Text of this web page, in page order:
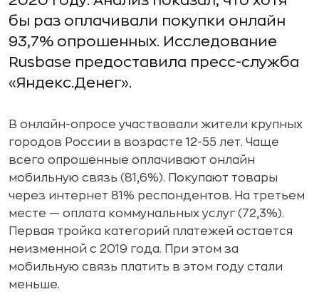
бы раз оплачивали покупки онлайн
93,7% опрошенных. Исследование
Rusbase предоставила пресс-служба
«Яндекс.Денег».
В онлайн-опросе участвовали жители крупных
городов России в возрасте 12-55 лет. Чаще
всего опрошенные оплачивают онлайн
мобильную связь (81,6%). Покупают товары
через интернет 81% респондентов. На третьем
месте — оплата коммунальных услуг (72,3%).
Первая тройка категорий платежей остается
неизменной с 2019 года. При этом за
мобильную связь платить в этом году стали
меньше.